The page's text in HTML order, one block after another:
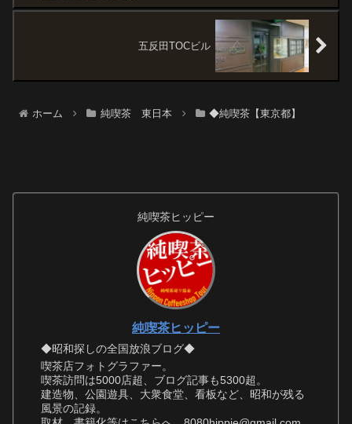
五反田TOCビル
ホーム 純喫茶 東日本 ◆純喫茶【東京都】
純喫茶ヒッピー
純喫茶ヒッピー
◆昭和探しの全国放浪ブログ◆
喫茶店フォトグラファー。
喫茶訪問は5000店超、ブログ記事も5300超。
建造物、公園遊具、大衆食堂、看板など、昭和が残る
風景の記録。